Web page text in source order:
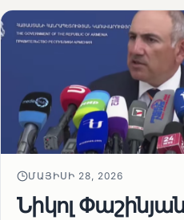
ՄԱՅԻՍԻ 28, 2026
Նիկոլ